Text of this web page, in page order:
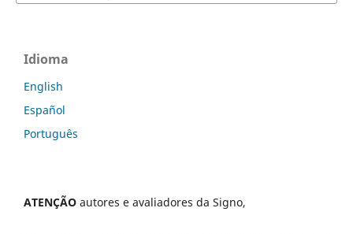
Idioma
English
Español
Português
ATENÇÃO autores e avaliadores da Signo,